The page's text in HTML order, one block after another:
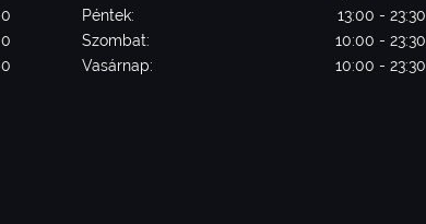
Péntek:
13:00 - 23:30
Szombat:
10:00 - 23:30
Vasárnap:
10:00 - 23:30